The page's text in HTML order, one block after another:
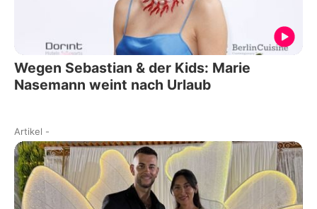
Wegen Sebastian & der Kids: Marie
Nasemann weint nach Urlaub
Artikel -